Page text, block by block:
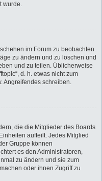
wurde.
im Forum zu beobachten.
zu ändern und zu löschen und
und zu teilen. Üblicherweise
d. h. etwas nicht zum
Angreifendes schreiben.
die die Mitglieder des Boards
aufteilt. Jedes Mitglied
Gruppe können
es den Administratoren,
zu ändern und sie zum
oder ihnen Zugriff zu